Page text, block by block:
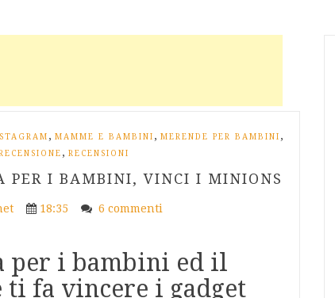
, MAMME E BAMBINI , MERENDE PER BAMBINI ,
, RECENSIONI
PER I BAMBINI, VINCI I MINIONS
18:35 6 commenti
per i bambini ed il
ti fa vincere i gadget